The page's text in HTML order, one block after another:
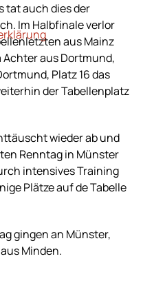
tat auch dies der
Im Halbfinale verlor
aus Mainz
Achter aus Dortmund,
Platz 16 das
der Tabellenplatz
wieder ab und
Renntag in Münster
intensives Training
Plätze auf de Tabelle
gingen an Münster,
Minden.